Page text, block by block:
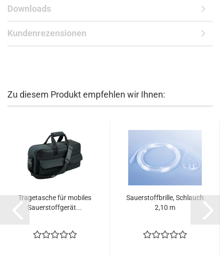
Downloads
Kundenrezensionen
Zu diesem Produkt empfehlen wir Ihnen:
Tragetasche für mobiles
Sauerstoffgerät...
Sauerstoffbrille, Schlauch
2,10 m